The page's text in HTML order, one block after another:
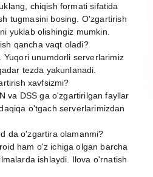
chiqish formati sifatida
tugmasini bosing. O'zgartirish
yuklab olishingiz mumkin.
qancha vaqt oladi?
Yuqori unumdorli serverlarimiz
tezda yakunlanadi.
xavfsizmi?
va DSS ga o'zgartirilgan fayllar
o'tgach serverlarimizdan
da o'zgartira olamanmi?
ham o'z ichiga olgan barcha
ishlaydi. Ilova o'rnatish